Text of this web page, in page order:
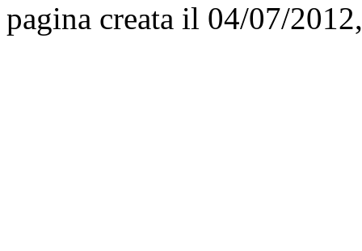
pagina creata il 04/07/